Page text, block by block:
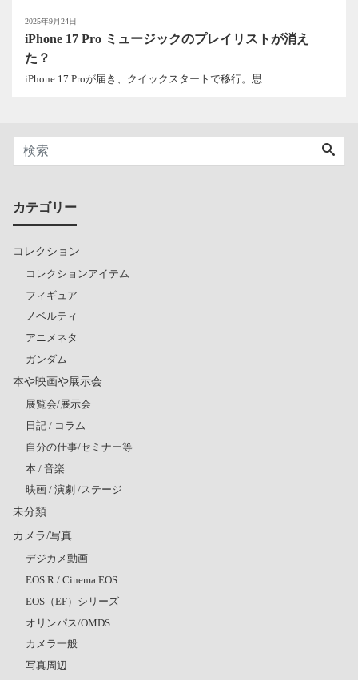
2025年9月24日
iPhone 17 Pro ミュージックのプレイリストが消え
た？
iPhone 17 Proが届き、クイックスタートで移行。思...
カテゴリー
コレクション
コレクションアイテム
フィギュア
ノベルティ
アニメネタ
ガンダム
本や映画や展示会
展覧会/展示会
日記 / コラム
自分の仕事/セミナー等
本 / 音楽
映画 / 演劇 /ステージ
未分類
カメラ/写真
デジカメ動画
EOS R / Cinema EOS
EOS（EF）シリーズ
オリンパス/OMDS
カメラ一般
写真周辺